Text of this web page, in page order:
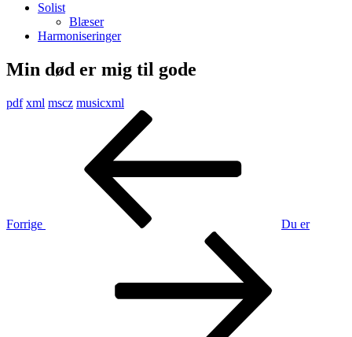
Solist
Blæser
Harmoniseringer
Min død er mig til gode
pdf xml mscz musicxml
Indlægsnavigation
Forrige
Du er